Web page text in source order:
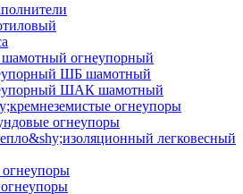
огнеупорный
ШБ шамотный
ШАК шамотный
огнеупоры
огнеупоры
легковесный